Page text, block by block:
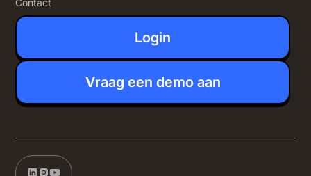
Login
Vraag een demo aan